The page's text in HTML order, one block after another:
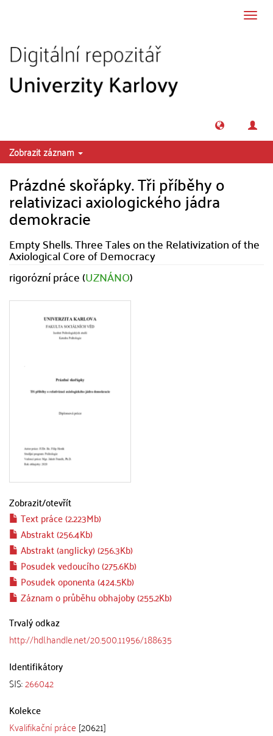
Zobrazit záznam
Prázdné skořápky. Tři příběhy o
relativizaci axiologického jádra
demokracie
Empty Shells. Three Tales on the Relativization of the
Axiological Core of Democracy
rigorózní práce (UZNÁNO)
Zobrazit/otevřít
Text práce (2.223Mb)
Abstrakt (256.4Kb)
Abstrakt (anglicky) (256.3Kb)
Posudek vedoucího (275.6Kb)
Posudek oponenta (424.5Kb)
Záznam o průběhu obhajoby (255.2Kb)
Trvalý odkaz
http://hdl.handle.net/20.500.11956/188635
Identifikátory
SIS:266042
Kolekce
Kvalifikační práce [20621]